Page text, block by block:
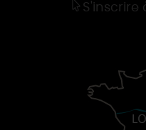
S'inscrire